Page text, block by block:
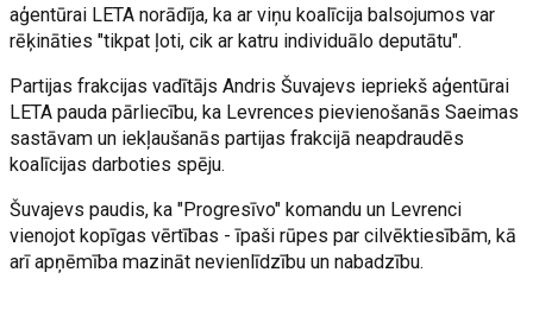
aģentūrai LETA norādīja, ka ar viņu koalīcija balsojumos var
rēķināties "tikpat ļoti, cik ar katru individuālo deputātu".
Partijas frakcijas vadītājs Andris Šuvajevs iepriekš aģentūrai
LETA pauda pārliecību, ka Levrences pievienošanās Saeimas
sastāvam un iekļaušanās partijas frakcijā neapdraudēs
koalīcijas darboties spēju.
Šuvajevs paudis, ka "Progresīvo" komandu un Levrenci
vienojot kopīgas vērtības - īpaši rūpes par cilvēktiesībām, kā
arī apņēmība mazināt nevienlīdzību un nabadzību.